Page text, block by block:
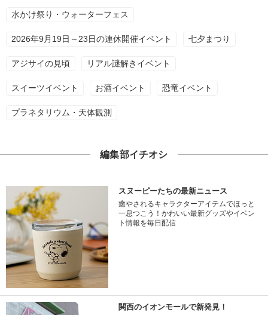
水かけ祭り・ウォーターフェス
2026年9月19日～23日の連休開催イベント 七夕まつり
アジサイの見頃 リアル謎解きイベント
スイーツイベント お酒イベント 恐竜イベント
プラネタリウム・天体観測
編集部イチオシ
スヌーピーたちの最新ニュース
癒やされるキャラクターアイテムでほっと
一息つこう！かわいい最新グッズやイベン
ト情報を毎日配信
関西のイオンモールで新発見！